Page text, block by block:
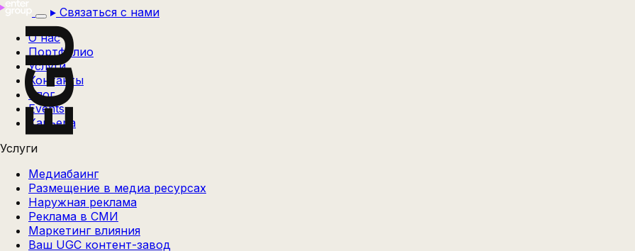
EGU
Связаться с нами
О нас
Портфолио
Услуги
Контакты
Блог
Events
Карьера
Услуги
Медиабаинг
Размещение в медиа ресурсах
Наружная реклама
Реклама в СМИ
Маркетинг влияния
Ваш UGC контент-завод